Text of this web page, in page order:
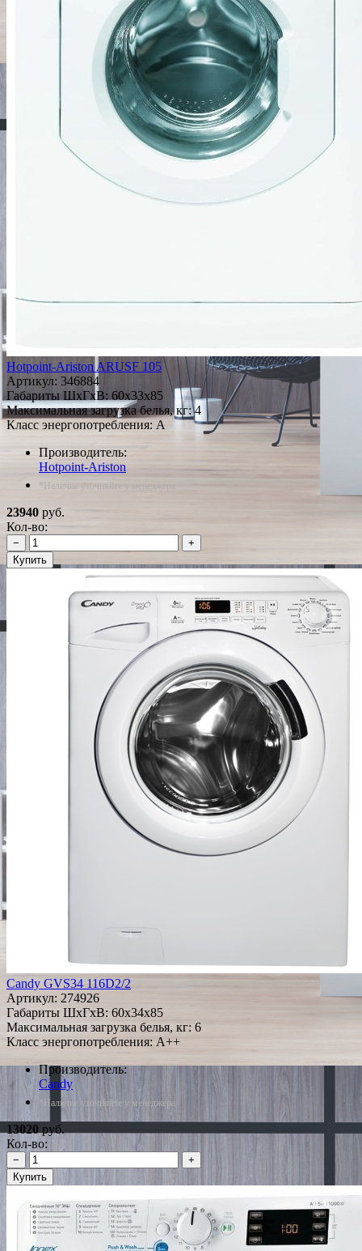
Hotpoint-Ariston ARUSF 105
Артикул: 346884
Габариты ШxГxВ: 60x33x85
Максимальная загрузка белья, кг: 4
Класс энергопотребления: A
Производитель:
Hotpoint-Ariston
*Наличие уточняйте у менеджера
23940 руб.
Кол-во:
−
+
Купить
Candy GVS34 116D2/2
Артикул: 274926
Габариты ШxГxВ: 60x34x85
Максимальная загрузка белья, кг: 6
Класс энергопотребления: A++
Производитель:
Candy
*Наличие уточняйте у менеджера
13020 руб.
Кол-во:
−
+
Купить